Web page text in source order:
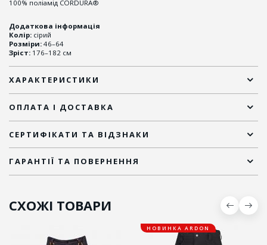
100% поліамід CORDURA®
Додаткова інформація
Колір: сірий
Розміри: 46–64
Зріст: 176–182 см
ХАРАКТЕРИСТИКИ
ОПЛАТА І ДОСТАВКА
СЕРТИФІКАТИ ТА ВІДЗНАКИ
ГАРАНТІЇ ТА ПОВЕРНЕННЯ
СХОЖІ ТОВАРИ
НОВИНКА ARDON